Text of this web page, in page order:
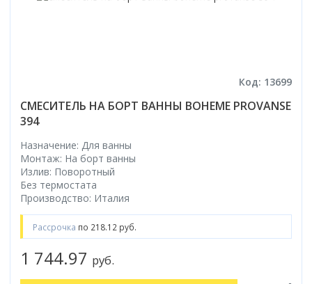
Код: 13699
СМЕСИТЕЛЬ НА БОРТ ВАННЫ BOHEME PROVANSE
394
Назначение: Для ванны
Монтаж: На борт ванны
Излив: Поворотный
Без термостата
Производство: Италия
Рассрочка по 218.12 руб.
1 744.97 руб.